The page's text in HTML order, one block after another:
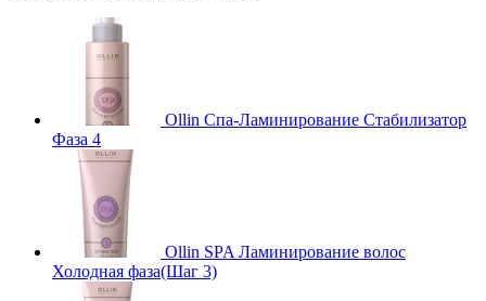
Ollin Спа-Ламинирование Стабилизатор
Фаза 4
Ollin SPA Ламинирование волос
Холодная фаза(Шаг 3)